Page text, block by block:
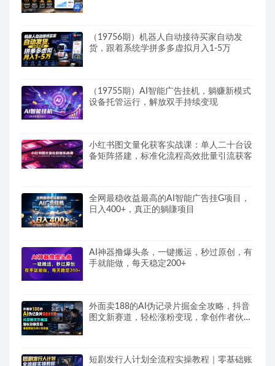
（19756期）机器人自动接待买家自动发
货，跟着系统学拼多多虚拟月入1-5万
（19755期）AI智能广告挂机，躺赚新模式
设备托管运行，解放双手持续变现
小红书图文量化获客实战课：单人二十台设
备矩阵搭建，标准化流程高效批量引流获客
全网最稳收益最高的AI智能广告挂G项目，
日入400+，真正的躺賺项目
AI神器撸爆头条，一键搬运，秒过原创，有
手就能做，每天稳定200+
外面卖188的AI伪记录片掘金全攻略，抖音
图文新赛道，轻松涨粉变现，拿创作者伙伴
短剧发行人计划全流程实操教程｜零基础账